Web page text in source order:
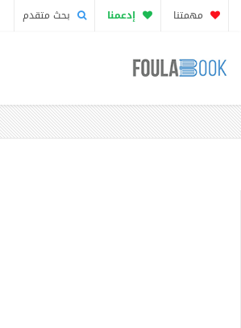
مهمتنا إدعمنا بحث متقدم